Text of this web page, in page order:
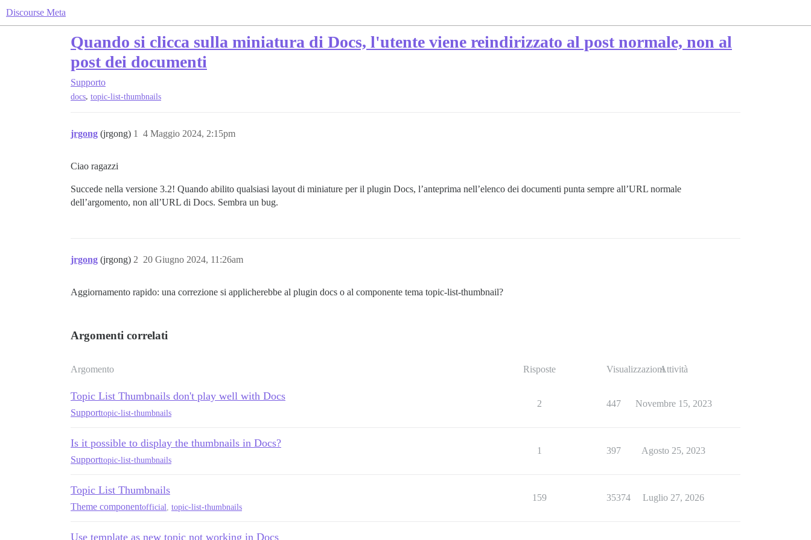
Discourse Meta
Quando si clicca sulla miniatura di Docs, l'utente viene reindirizzato al post normale, non al
post dei documenti
Supporto
docs, topic-list-thumbnails
jrgong (jrgong) 4 Maggio 2024, 2:15pm
1
Ciao ragazzi
Succede nella versione 3.2! Quando abilito qualsiasi layout di miniature per il plugin Docs, l’anteprima nell’elenco dei documenti punta sempre all’URL normale
dell’argomento, non all’URL di Docs. Sembra un bug.
jrgong (jrgong) 20 Giugno 2024, 11:26am
2
Aggiornamento rapido: una correzione si applicherebbe al plugin docs o al componente tema topic-list-thumbnail?
Argomenti correlati
Argomento Risposte VisualizzazioniAttività
Topic List Thumbnails don't play well with Docs
Supporttopic-list-thumbnails
2 447 Novembre 15, 2023
Is it possible to display the thumbnails in Docs?
Supporttopic-list-thumbnails
1 397 Agosto 25, 2023
Topic List Thumbnails
Theme componentofficial topic-list-thumbnails
159 35374 Luglio 27, 2026
Use template as new topic not working in Docs